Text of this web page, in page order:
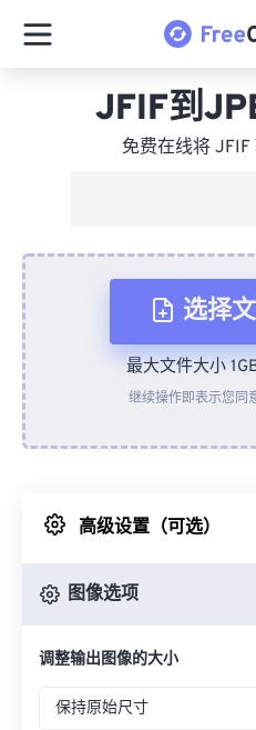
JFIF到
免费在线将 JFIF
选择
从设备
来自
最大文件大小
继续操作即表示您同
高级设置（可选）
图像选项
调整输出图像的大小
保持原始尺寸